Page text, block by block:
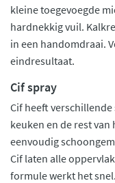
kleine toegevoegde
hardnekkig vuil.
in een handomdraai.
eindresultaat.
Cif spray
Cif heeft
keuken en de rest
eenvoudig
Cif laten alle
formule werkt het